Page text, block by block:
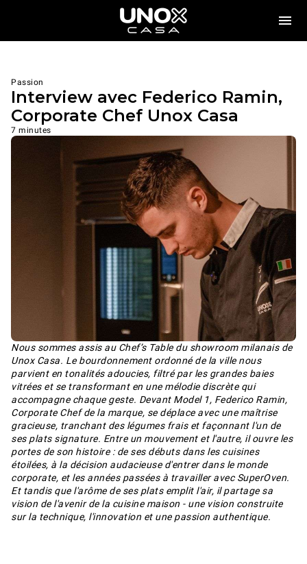
Passion
Interview avec Federico Ramin,
Corporate Chef Unox Casa
7 minutes
Nous sommes assis au Chef’s Table du showroom milanais de
Unox Casa. Le bourdonnement ordonné de la ville nous
parvient en tonalités adoucies, filtré par les grandes baies
vitrées et se transformant en une mélodie discrète qui
accompagne chaque geste. Devant Model 1, Federico Ramin,
Corporate Chef de la marque, se déplace avec une maîtrise
gracieuse, tranchant des légumes frais et façonnant l'un de
ses plats signature. Entre un mouvement et l'autre, il ouvre les
portes de son histoire : de ses débuts dans les cuisines
étoilées, à la décision audacieuse d'entrer dans le monde
corporate, et les années passées à travailler avec SuperOven.
Et tandis que l'arôme de ses plats emplit l'air, il partage sa
vision de l'avenir de la cuisine maison - une vision construite
sur la technique, l'innovation et une passion authentique.